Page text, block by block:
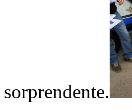
sorprendente.